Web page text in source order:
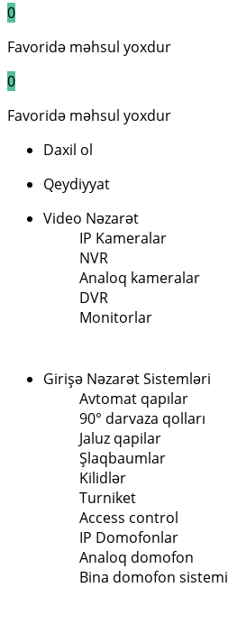
0
Favoridə məhsul yoxdur
0
Favoridə məhsul yoxdur
Daxil ol
Qeydiyyat
Video Nəzarət
IP Kameralar
NVR
Analoq kameralar
DVR
Monitorlar
Girişə Nəzarət Sistemləri
Avtomat qapılar
90° darvaza qolları
Jaluz qapilar
Şlaqbaumlar
Kilidlər
Turniket
Access control
IP Domofonlar
Analoq domofon
Bina domofon sistemi